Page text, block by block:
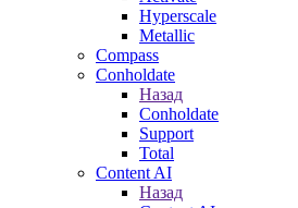
Hyperscale
Metallic
Compass
Conholdate
Назад
Conholdate
Support
Total
Content AI
Назад